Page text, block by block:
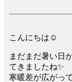
こんにちは☺
まだまだ暑い日
てきましたね✨
寒暖差が広がっ